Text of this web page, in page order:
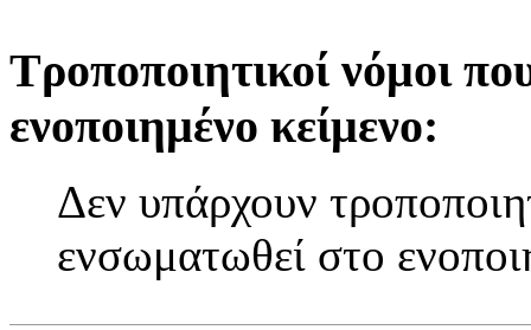
Τροποποιητικοί νόμοι
ενοποιημένο κείμενο:
Δεν υπάρχουν
ενσωματωθεί στο